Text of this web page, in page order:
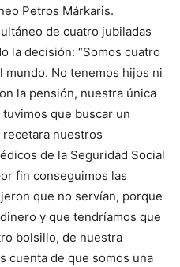
Petros Márkaris.
de cuatro jubiladas
la decisión: “Somos cuatro
mundo. No tenemos hijos ni
la pensión, nuestra única
que buscar un
nuestros
de la Seguridad Social
fin conseguimos las
que no servían, porque
y que tendríamos que
bolsillo, de nuestra
cuenta de que somos una